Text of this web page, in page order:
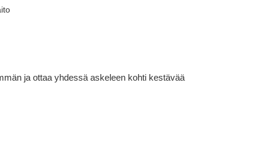
ja ottaa yhdessä askeleen kohti kestävää